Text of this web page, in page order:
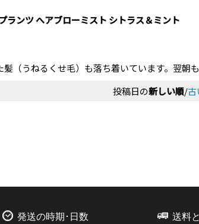
ランツ へアブローミスト シトラス＆ミント
（うねるくせ毛）も落ち着いています。翌
投稿日の新しい順/古
発送の時期･日数 送料